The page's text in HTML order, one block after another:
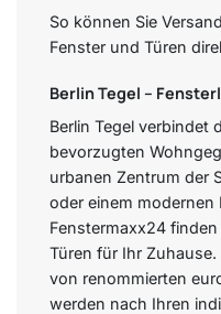
So können Sie
Fenster und Türen
Berlin Tegel –
Berlin Tegel verbindet
bevorzugten
urbanen Zentrum der
oder einem modernen
Fenstermaxx24
Türen für Ihr
von renommierten
werden nach Ihren